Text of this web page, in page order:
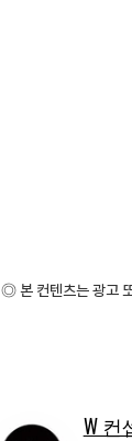
◎ 본 컨텐츠는 광고
W 컨